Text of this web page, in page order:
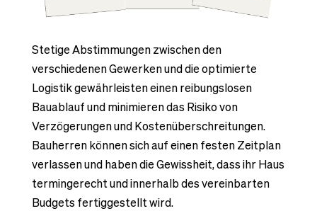
Stetige Abstimmungen zwischen den
verschiedenen Gewerken und die optimierte
Logistik gewährleisten einen reibungslosen
Bauablauf und minimieren das Risiko von
Verzögerungen und Kostenüberschreitungen.
Bauherren können sich auf einen festen Zeitplan
verlassen und haben die Gewissheit, dass ihr Haus
termingerecht und innerhalb des vereinbarten
Budgets fertiggestellt wird.